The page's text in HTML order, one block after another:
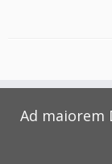
Ad maiorem